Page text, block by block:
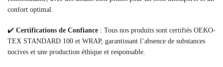
confort optimal.
✔️ Certifications de Confiance : Tous nos produits sont certifiés OEKO-
TEX STANDARD 100 et WRAP, garantissant l’absence de substances
nocives et une production éthique et responsable.